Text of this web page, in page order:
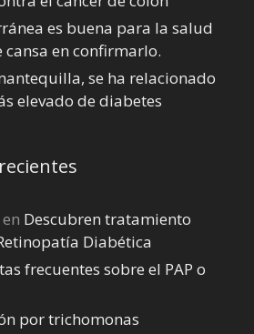
es buena para la salud
cansa en confirmarlo.
se ha relacionado
elevado de diabetes
en Descubren tratamiento
Diabética
frecuentes sobre el PAP o
por trichomonas